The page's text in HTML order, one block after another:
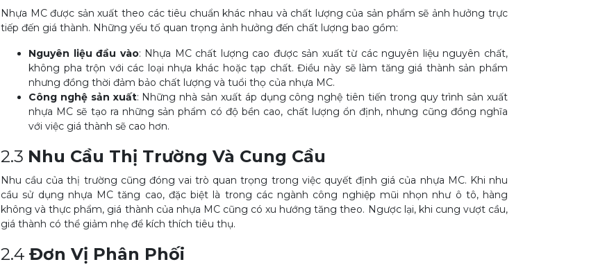
Nhựa MC được sản xuất theo các tiêu chuẩn khác nhau và chất lượng của sản phẩm sẽ ảnh hưởng trực
tiếp đến giá thành. Những yếu tố quan trọng ảnh hưởng đến chất lượng bao gồm:
Nguyên liệu đầu vào: Nhựa MC chất lượng cao được sản xuất từ các nguyên liệu nguyên chất,
không pha trộn với các loại nhựa khác hoặc tạp chất. Điều này sẽ làm tăng giá thành sản phẩm
nhưng đồng thời đảm bảo chất lượng và tuổi thọ của nhựa MC.
Công nghệ sản xuất: Những nhà sản xuất áp dụng công nghệ tiên tiến trong quy trình sản xuất
nhựa MC sẽ tạo ra những sản phẩm có độ bền cao, chất lượng ổn định, nhưng cũng đồng nghĩa
với việc giá thành sẽ cao hơn.
2.3 Nhu Cầu Thị Trường Và Cung Cầu
Nhu cầu của thị trường cũng đóng vai trò quan trọng trong việc quyết định giá của nhựa MC. Khi nhu
cầu sử dụng nhựa MC tăng cao, đặc biệt là trong các ngành công nghiệp mũi nhọn như ô tô, hàng
không và thực phẩm, giá thành của nhựa MC cũng có xu hướng tăng theo. Ngược lại, khi cung vượt cầu,
giá thành có thể giảm nhẹ để kích thích tiêu thụ.
2.4 Đơn Vị Phân Phối